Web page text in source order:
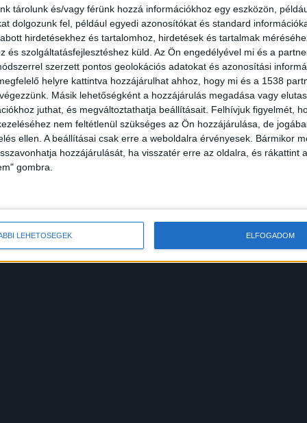
tárolunk és/vagy férünk hozzá információkhoz egy eszközön,
dolgozunk fel, például egyedi azonosítókat és standard
hirdetésekhez és tartalomhoz, hirdetések és tartalmak
és szolgáltatásfejlesztéshez küld. Az Ön engedélyével mi és a
szerzett pontos geolokációs adatokat és azonosítási
helyre kattintva hozzájárulhat ahhoz, hogy mi és a 1538
Másik lehetőségként a hozzájárulás megadása vagy
juthat, és megváltoztathatja beállításait. Felhívjuk figyelmét,
nem feltétlenül szükséges az Ön hozzájárulása, de
ellen. A beállításai csak erre a weboldalra érvényesek. Bármikor
hozzájárulását, ha visszatér erre az oldalra, és rákattint
gombra.
LEHETŐSÉGEK ELFOGADOM
Mint írják, a medvét el kell kerülni. A medvével
legyen. A bocsok közelében nagy
az anyamedvékhez kapcsolódik.
indokolatlanul nem támad emberre, sőt ha
sokan vitatkoznak, különösen ha az alábbi
vagy a szlovák és román